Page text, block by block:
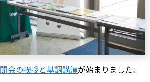
開会の挨拶と基調講演が始まりました。